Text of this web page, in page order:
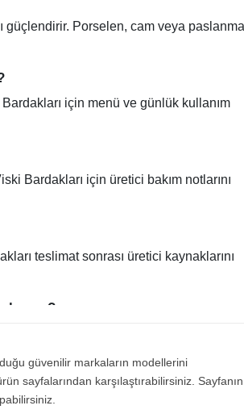
güçlendirir. Porselen, cam veya
için menü ve günlük kullanım
Bardakları için üretici bakım notlarını
teslimat sonrası üretici kaynaklarını
seçenekli varyantları sepete eklemeden
seçiminde enerji etiketi ve yedek
güvenilir markaların modellerini
sayfalarından karşılaştırabilirsiniz.